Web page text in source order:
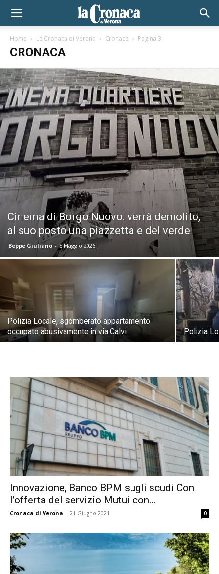
Home La Cronaca di Verona Cronaca Pagina 3
CRONACA
Cinema di Borgo Nuovo: verrà demolito,
al suo posto una piazzetta e del verde
Beppe Giuliano - 5 Maggio 2026
Polizia Locale, sgomberato appartamento
occupato abusivamente in via Calvi
Polizia
Innovazione, Banco BPM sugli scudi Con
l’offerta del servizio Mutui con...
Cronaca di Verona - 21 Giugno 2021 0